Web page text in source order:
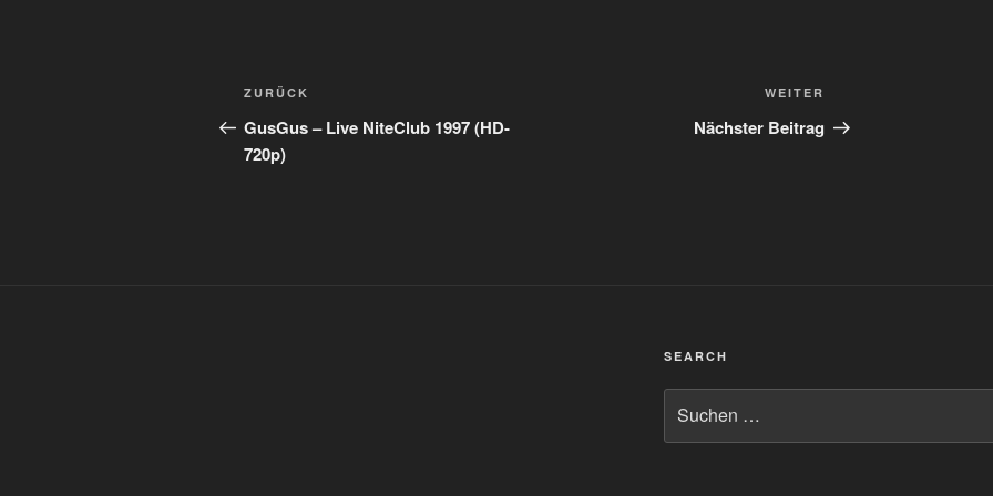
Beitragsnavigation
Vorheriger
Beitrag
ZURÜCK
GusGus – Live NiteClub 1997 (HD-
720p)
Beitrag
WEITER
Nächster Beitrag
SEARCH
nach: